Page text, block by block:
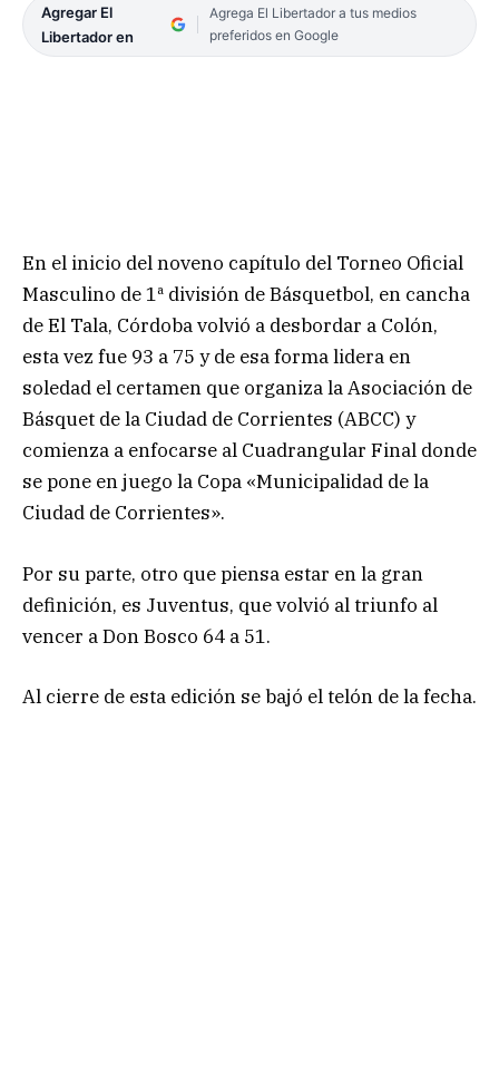
Agregar El
Libertador en
Agrega El Libertador a tus medios
preferidos en Google
En el inicio del noveno capítulo del Torneo Oficial
Masculino de 1ª división de Básquetbol, en cancha
de El Tala, Córdoba volvió a desbordar a Colón,
esta vez fue 93 a 75 y de esa forma lidera en
soledad el certamen que organiza la Asociación de
Básquet de la Ciudad de Corrientes (ABCC) y
comienza a enfocarse al Cuadrangular Final donde
se pone en juego la Copa «Municipalidad de la
Ciudad de Corrientes».
Por su parte, otro que piensa estar en la gran
definición, es Juventus, que volvió al triunfo al
vencer a Don Bosco 64 a 51.
Al cierre de esta edición se bajó el telón de la fecha.